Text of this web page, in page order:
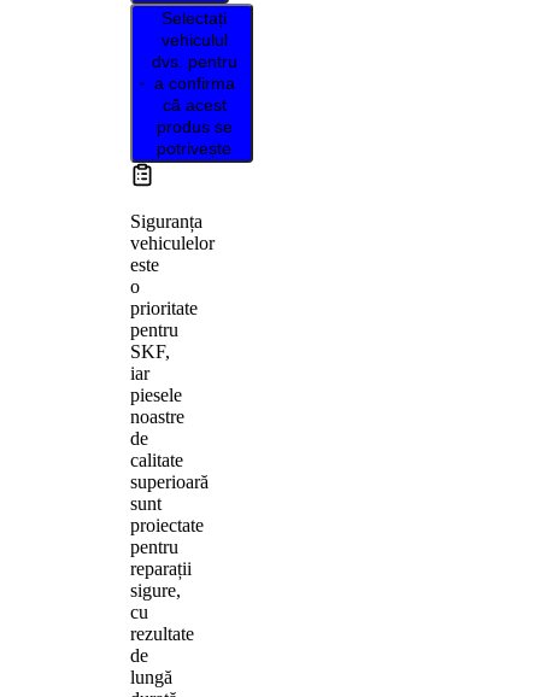
Selectați
vehiculul
dvs. pentru
a confirma
că acest
produs se
potrivește
Siguranța
vehiculelor
este
o
prioritate
pentru
SKF,
iar
piesele
noastre
de
calitate
superioară
sunt
proiectate
pentru
reparații
sigure,
cu
rezultate
de
lungă